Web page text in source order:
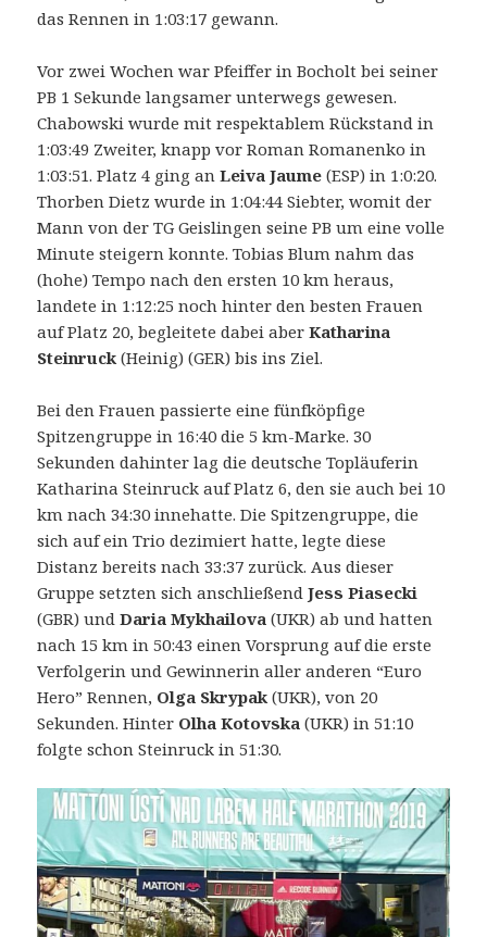
das Rennen in 1:03:17 gewann.
Vor zwei Wochen war Pfeiffer in Bocholt bei seiner
PB 1 Sekunde langsamer unterwegs gewesen.
Chabowski wurde mit respektablem Rückstand in
1:03:49 Zweiter, knapp vor Roman Romanenko in
1:03:51. Platz 4 ging anLeiva Jaume (ESP) in 1:0:20.
Thorben Dietz wurde in 1:04:44 Siebter, womit der
Mann von der TG Geislingen seine PB um eine volle
Minute steigern konnte. Tobias Blum nahm das
(hohe) Tempo nach den ersten 10 km heraus,
landete in 1:12:25 noch hinter den besten Frauen
auf Platz 20, begleitete dabei aber Katharina
Steinruck(Heinig) (GER) bis ins Ziel.
Bei den Frauen passierte eine fünfköpfige
Spitzengruppe in 16:40 die 5 km-Marke. 30
Sekunden dahinter lag die deutsche Topläuferin
Katharina Steinruck auf Platz 6, den sie auch bei 10
km nach 34:30 innehatte. Die Spitzengruppe, die
sich auf ein Trio dezimiert hatte, legte diese
Distanz bereits nach 33:37 zurück. Aus dieser
Gruppe setzten sich anschließendJess Piasecki
(GBR) undDaria Mykhailova (UKR) ab und hatten
nach 15 km in 50:43 einen Vorsprung auf die erste
Verfolgerin und Gewinnerin aller anderen “Euro
Hero” Rennen, Olga Skrypak(UKR), von 20
Sekunden. Hinter Olha Kotovska (UKR) in 51:10
folgte schon Steinruck in 51:30.